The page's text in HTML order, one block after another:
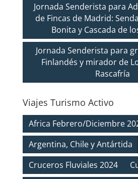
Jornada Senderista para
de Fincas de Madrid:
Bonita y Cascada de
Jornada Senderista para
Finlandés y mirador de
Rascafría
Viajes Turismo Activo
Africa Febrero/Diciembre
Argentina, Chile y Antártida
Cruceros Fluviales 2024